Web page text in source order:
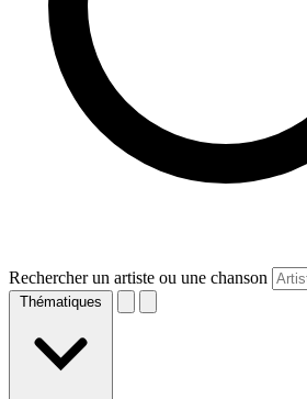
Rechercher un artiste ou une chanson
Thématiques